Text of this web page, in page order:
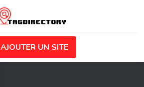
AJOUTER UN SITE